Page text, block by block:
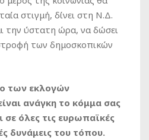
στιγμή, δίνει στη Ν.Δ.
την ύστατη ώρα, να δώσει
των δημοσκοπικών
των εκλογών
ανάγκη το κόμμα σας
σε όλες τις ευρωπαϊκές
δυνάμεις του τόπου.